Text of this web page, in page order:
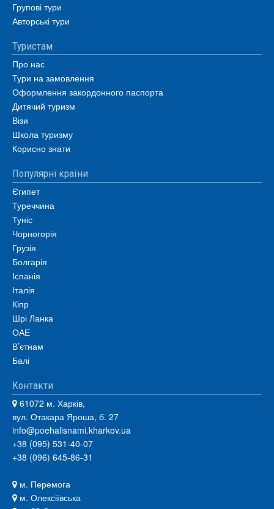
Групові тури
Авторські тури
Туристам
Про нас
Тури на замовлення
Оформлення закордонного паспорта
Дитячий туризм
Візи
Школа туризму
Корисно знати
Популярні країни
Єгипет
Туреччина
Туніс
Чорногорія
Грузія
Болгарія
Іспанія
Італія
Кіпр
Шрі Ланка
ОАЕ
В’єтнам
Балі
Контакти
61072 м. Харків,
вул. Отакара Яроша, б. 27
info@poehalisnami.kharkov.ua
+38 (095) 531-40-07
+38 (096) 645-86-31
м. Перемога
м. Олексіївська